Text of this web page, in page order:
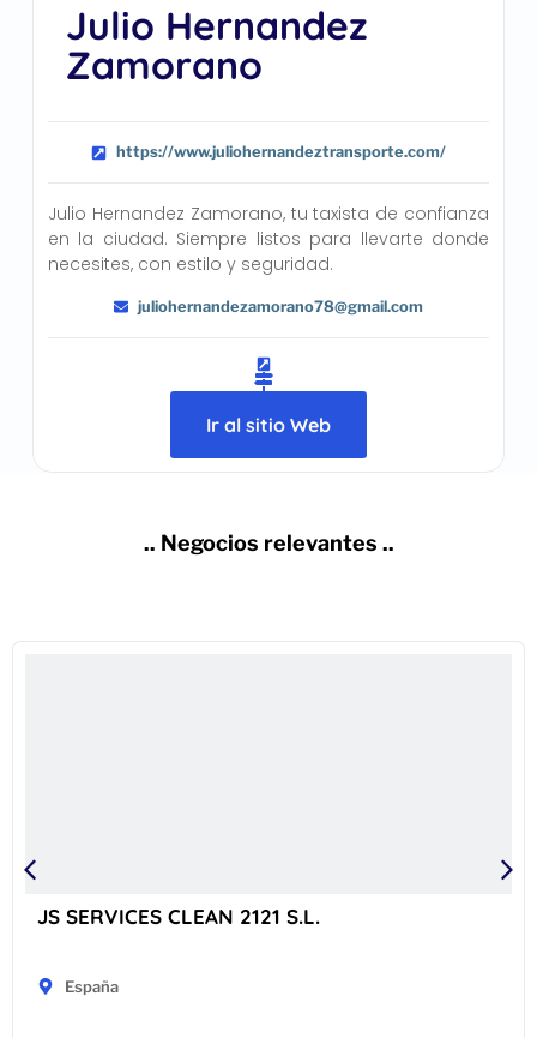
Julio Hernandez
Zamorano
https://www.juliohernandeztransporte.com/
Julio Hernandez Zamorano, tu taxista de confianza
en la ciudad. Siempre listos para llevarte donde
necesites, con estilo y seguridad.
juliohernandezamorano78@gmail.com
Ir al sitio Web
.. Negocios relevantes ..
JS SERVICES CLEAN 2121 S.L.
España